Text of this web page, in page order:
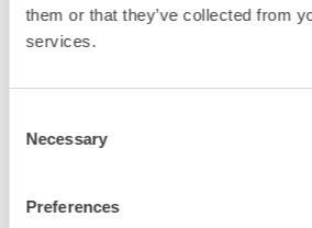
them or that they’ve collected from
services.
Selection
Necessary
Preferences
Tölkkimäentie 4